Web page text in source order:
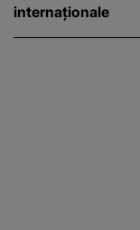
internaționale